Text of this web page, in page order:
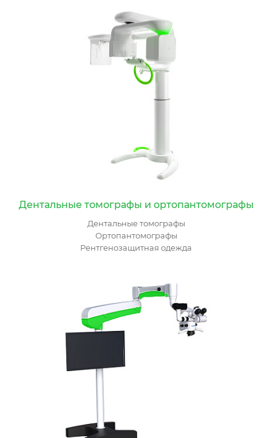
Дентальные томографы и ортопантомографы
Дентальные томографы
Ортопантомографы
Рентгенозащитная одежда